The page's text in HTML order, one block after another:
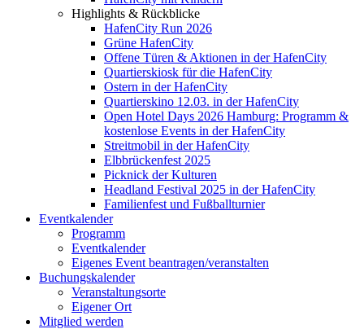
Highlights & Rückblicke
HafenCity Run 2026
Grüne HafenCity
Offene Türen & Aktionen in der HafenCity
Quartierskiosk für die HafenCity
Ostern in der HafenCity
Quartierskino 12.03. in der HafenCity
Open Hotel Days 2026 Hamburg: Programm &
kostenlose Events in der HafenCity
Streitmobil in der HafenCity
Elbbrückenfest 2025
Picknick der Kulturen
Headland Festival 2025 in der HafenCity
Familienfest und Fußballturnier
Eventkalender
Programm
Eventkalender
Eigenes Event beantragen/veranstalten
Buchungskalender
Veranstaltungsorte
Eigener Ort
Mitglied werden